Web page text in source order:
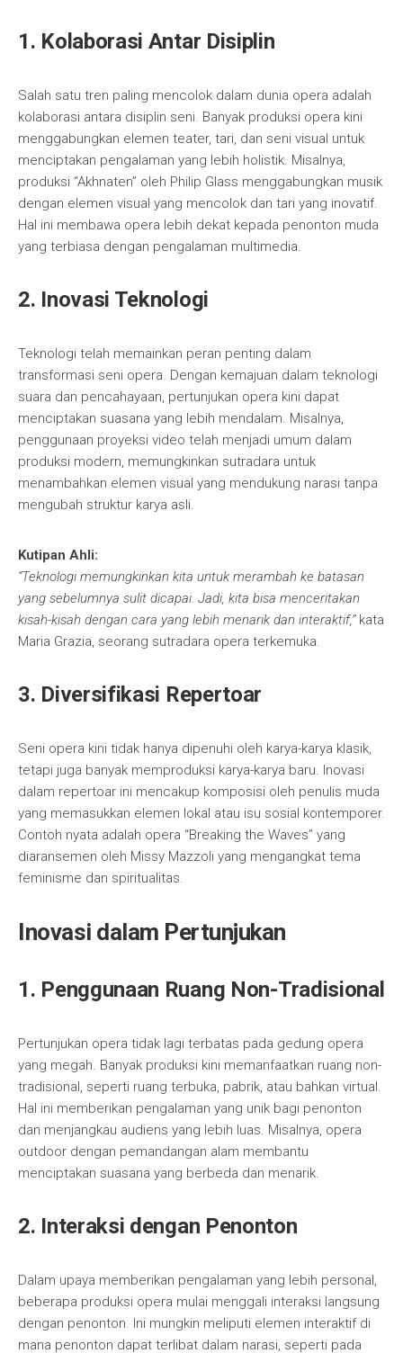
1. Kolaborasi Antar Disiplin
Salah satu tren paling mencolok dalam dunia opera adalah
kolaborasi antara disiplin seni. Banyak produksi opera kini
menggabungkan elemen teater, tari, dan seni visual untuk
menciptakan pengalaman yang lebih holistik. Misalnya,
produksi “Akhnaten” oleh Philip Glass menggabungkan musik
dengan elemen visual yang mencolok dan tari yang inovatif.
Hal ini membawa opera lebih dekat kepada penonton muda
yang terbiasa dengan pengalaman multimedia.
2. Inovasi Teknologi
Teknologi telah memainkan peran penting dalam
transformasi seni opera. Dengan kemajuan dalam teknologi
suara dan pencahayaan, pertunjukan opera kini dapat
menciptakan suasana yang lebih mendalam. Misalnya,
penggunaan proyeksi video telah menjadi umum dalam
produksi modern, memungkinkan sutradara untuk
menambahkan elemen visual yang mendukung narasi tanpa
mengubah struktur karya asli.
Kutipan Ahli:
“Teknologi memungkinkan kita untuk merambah ke batasan
yang sebelumnya sulit dicapai. Jadi, kita bisa menceritakan
kisah-kisah dengan cara yang lebih menarik dan interaktif,”kata
Maria Grazia, seorang sutradara opera terkemuka.
3. Diversifikasi Repertoar
Seni opera kini tidak hanya dipenuhi oleh karya-karya klasik,
tetapi juga banyak memproduksi karya-karya baru. Inovasi
dalam repertoar ini mencakup komposisi oleh penulis muda
yang memasukkan elemen lokal atau isu sosial kontemporer.
Contoh nyata adalah opera “Breaking the Waves” yang
diaransemen oleh Missy Mazzoli yang mengangkat tema
feminisme dan spiritualitas.
Inovasi dalam Pertunjukan
1. Penggunaan Ruang Non-Tradisional
Pertunjukan opera tidak lagi terbatas pada gedung opera
yang megah. Banyak produksi kini memanfaatkan ruang non-
tradisional, seperti ruang terbuka, pabrik, atau bahkan virtual.
Hal ini memberikan pengalaman yang unik bagi penonton
dan menjangkau audiens yang lebih luas. Misalnya, opera
outdoor dengan pemandangan alam membantu
menciptakan suasana yang berbeda dan menarik.
2. Interaksi dengan Penonton
Dalam upaya memberikan pengalaman yang lebih personal,
beberapa produksi opera mulai menggali interaksi langsung
dengan penonton. Ini mungkin meliputi elemen interaktif di
mana penonton dapat terlibat dalam narasi, seperti pada